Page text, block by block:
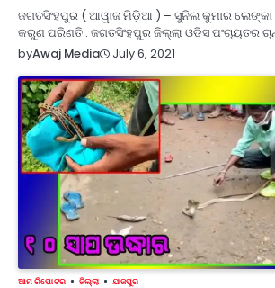
ଜଗତସିଂହପୁର ( ଆୱାଜ ମିଡ଼ିଆ ) – ସୁନିଲ କୁମାର ଲେଙ୍କା
କରୁଣ ପରିଣତି . ଜଗତସିଂହପୁର ଜିଲ୍ଲା ଓଡିସ ପଂଚାୟତର
byAwaj Media July 6, 2021
ଆମ ରିପୋଟର ଜିଲ୍ଲା ଯାଜପୁର